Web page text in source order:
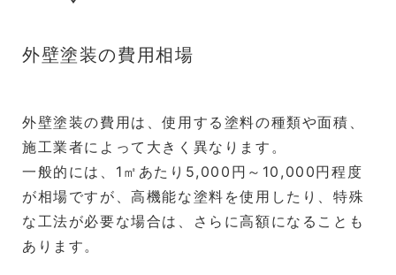
外壁塗装の費用相場
外壁塗装の費用は、使用する塗料の種類や面積、
施工業者によって大きく異なります。
一般的には、1㎡あたり5,000円～10,000円程度
が相場ですが、高機能な塗料を使用したり、特殊
な工法が必要な場合は、さらに高額になることも
あります。